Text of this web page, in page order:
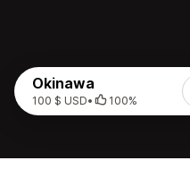
Okinawa
100 $ USD• 100%